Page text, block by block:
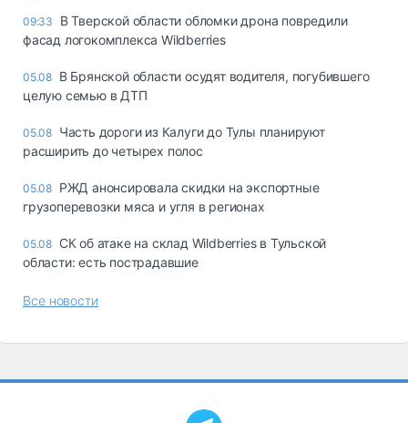
09:33
В Тверской области обломки дрона повредили
фасад логокомплекса Wildberries
05.08 В Брянской области осудят водителя, погубившего
целую семью в ДТП
05.08 Часть дороги из Калуги до Тулы планируют
расширить до четырех полос
05.08 РЖД анонсировала скидки на экспортные
грузоперевозки мяса и угля в регионах
05.08 СК об атаке на склад Wildberries в Тульской
области: есть пострадавшие
Все новости